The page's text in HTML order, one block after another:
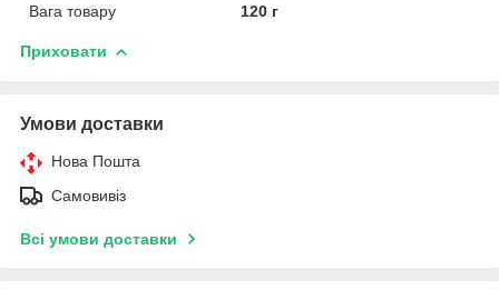
Вага товару
120 г
Приховати
Умови доставки
Нова Пошта
Самовивіз
Всі умови доставки